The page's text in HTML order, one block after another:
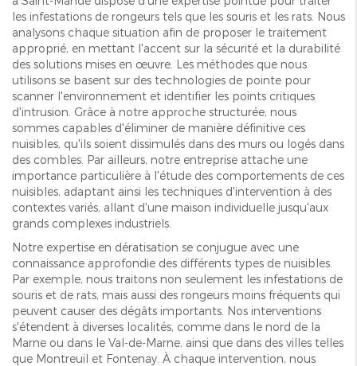
les infestations de rongeurs tels que les souris et les rats. Nous
analysons chaque situation afin de proposer le traitement
approprié, en mettant l'accent sur la sécurité et la durabilité
des solutions mises en œuvre. Les méthodes que nous
utilisons se basent sur des technologies de pointe pour
scanner l'environnement et identifier les points critiques
d'intrusion. Grâce à notre approche structurée, nous
sommes capables d'éliminer de manière définitive ces
nuisibles, qu'ils soient dissimulés dans des murs ou logés dans
des combles. Par ailleurs, notre entreprise attache une
importance particulière à l'étude des comportements de ces
nuisibles, adaptant ainsi les techniques d'intervention à des
contextes variés, allant d'une maison individuelle jusqu'aux
grands complexes industriels.
Notre expertise en dératisation se conjugue avec une
connaissance approfondie des différents types de nuisibles.
Par exemple, nous traitons non seulement les infestations de
souris et de rats, mais aussi des rongeurs moins fréquents qui
peuvent causer des dégâts importants. Nos interventions
s'étendent à diverses localités, comme dans le nord de la
Marne ou dans le Val-de-Marne, ainsi que dans des villes telles
que Montreuil et Fontenay. À chaque intervention, nous